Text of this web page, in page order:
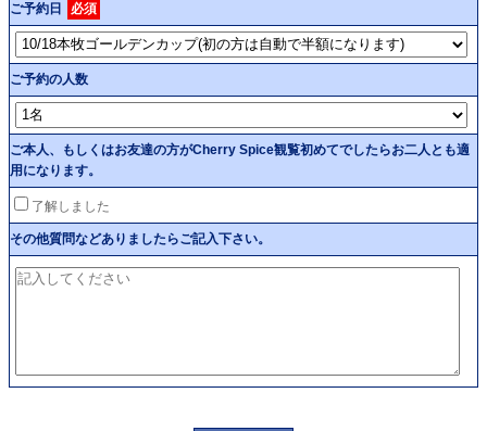
ご予約日 必須
ご予約の人数
ご本人、もしくはお友達の方がCherry Spice観覧初めてでしたらお二人とも適
用になります。
了解しました
その他質問などありましたらご記入下さい。